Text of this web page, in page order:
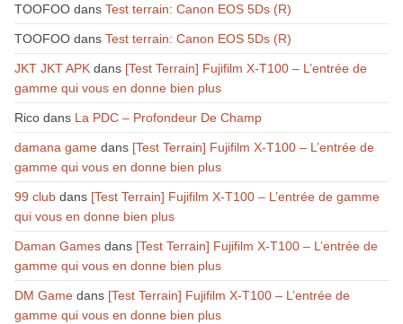
TOOFOOdans Test terrain: Canon EOS 5Ds (R)
TOOFOOdans Test terrain: Canon EOS 5Ds (R)
JKT JKT APKdans [Test Terrain] Fujifilm X-T100 – L’entrée de
gamme qui vous en donne bien plus
Ricodans La PDC – Profondeur De Champ
damana gamedans [Test Terrain] Fujifilm X-T100 – L’entrée de
gamme qui vous en donne bien plus
99 clubdans [Test Terrain] Fujifilm X-T100 – L’entrée de gamme
qui vous en donne bien plus
Daman Gamesdans [Test Terrain] Fujifilm X-T100 – L’entrée de
gamme qui vous en donne bien plus
DM Gamedans [Test Terrain] Fujifilm X-T100 – L’entrée de
gamme qui vous en donne bien plus